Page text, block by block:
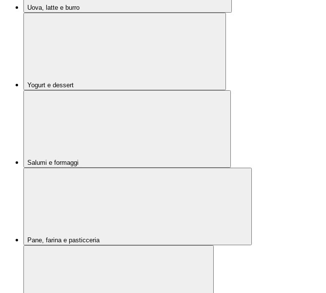
Uova, latte e burro
Yogurt e dessert
Salumi e formaggi
Pane, farina e pasticceria